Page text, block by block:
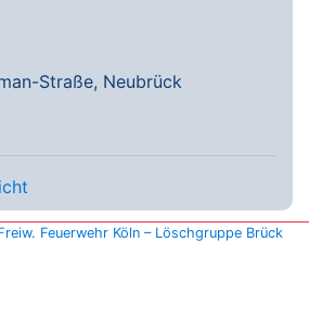
Straße, Neubrück
Feuerwehr Köln – Löschgruppe Brück